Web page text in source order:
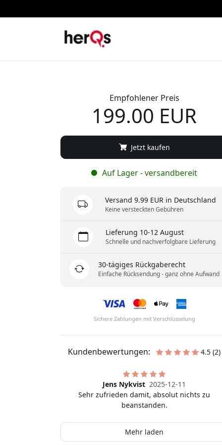
Empfohlener Preis
199.00 EUR
Jetzt kaufen
Auf Lager - versandbereit
Versand 9.99 EUR in Deutschland
Keine versteckten Gebühren
Lieferung 10-12 August
Schnelle und nachverfolgbare Lieferung
30-tägiges Rückgaberecht
Einfache Rücksendung - ganz ohne Aufwand
Sichere Zahlungen mit Verschlüsselung
Kundenbewertungen: 4.5 (2)
Jens Nykvist 2025-12-11
Sehr zufrieden damit, absolut nichts zu
beanstanden.
Mehr laden